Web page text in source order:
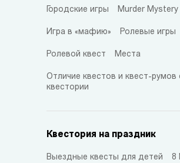
Городские игры Murder Mystery
Игра в «мафию» Ролевые игры
Ролевой квест Места
Отличие квестов и квест-румов
квестории
Квестория на праздник
Выездные квесты для детей 8